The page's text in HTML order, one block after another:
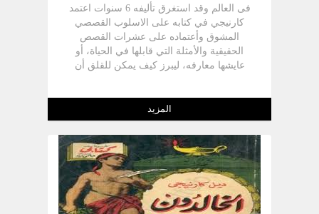
فى العالم وقد استغرق تأليفه 6 سنوات اعتمد
كارنيجي في كتابه على الاسلوب القصصي
المشوق وأعتماده على عشرات القصص
الحقيقية والأمثلة التي قابلها في الحياة، أو
عايشها معارفه، ليبرز كيف يمكن للقلق أن
لينطلقوا في الحياة، كما يتعرض الكتاب
لمشاكل الأرق والضجر، ويستعرض جملة من
النصائح والتوجيهات للتخلص من هذه الآفات،
ثم يوجه كارنيجي نصيحته في آخر الكتاب
بمعاودة قراءته مرات عديدة حتي يتشبع القارئ
بما جاء فيه من معانى
المزيد